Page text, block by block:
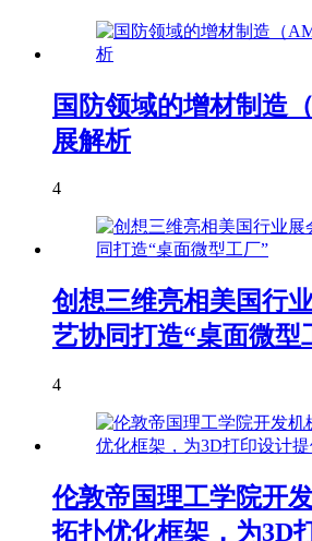
国防领域的增材制造
展解析
4
创想三维亮相美国行
艺协同打造“桌面微型
4
伦敦帝国理工学院开
拓扑优化框架，为3D